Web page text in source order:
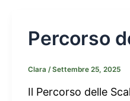
Percorso
Clara /Settembre 25, 2025
Il Percorso delle